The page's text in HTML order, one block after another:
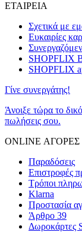
ΕΤΑΙΡΕΙΑ
Σχετικά με
Ευκαιρίες
SHOPFLIX
SHOPFLIX
Γίνε συνεργάτης!
Άνοιξε τώρα το
πωλήσεις σου.
ONLINE ΑΓΟΡΕΣ
Παραδόσεις
Επιστροφές
Τρόποι
Klarna
Προστασία
Άρθρο 39
Δωροκάρτες